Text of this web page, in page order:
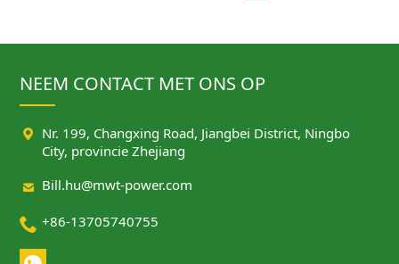
NEEM CONTACT MET ONS OP
 Nr. 199, Changxing Road, Jiangbei District, Ningbo
City, provincie Zhejiang
 Bill.hu@mwt-power.com
 +86-13705740755